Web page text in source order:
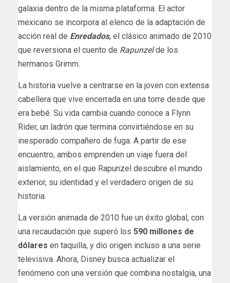
galaxia dentro de la misma plataforma. El actor
mexicano se incorpora al elenco de la adaptación de
acción real de Enredados, el clásico animado de 2010
que reversiona el cuento de Rapunzel de los
hermanos Grimm.
La historia vuelve a centrarse en la joven con extensa
cabellera que vive encerrada en una torre desde que
era bebé. Su vida cambia cuando conoce a Flynn
Rider, un ladrón que termina convirtiéndose en su
inesperado compañero de fuga. A partir de ese
encuentro, ambos emprenden un viaje fuera del
aislamiento, en el que Rapunzel descubre el mundo
exterior, su identidad y el verdadero origen de su
historia.
La versión animada de 2010 fue un éxito global, con
una recaudación que superó los 590 millones de
dólares en taquilla, y dio origen incluso a una serie
televisiva. Ahora, Disney busca actualizar el
fenómeno con una versión que combina nostalgia, una